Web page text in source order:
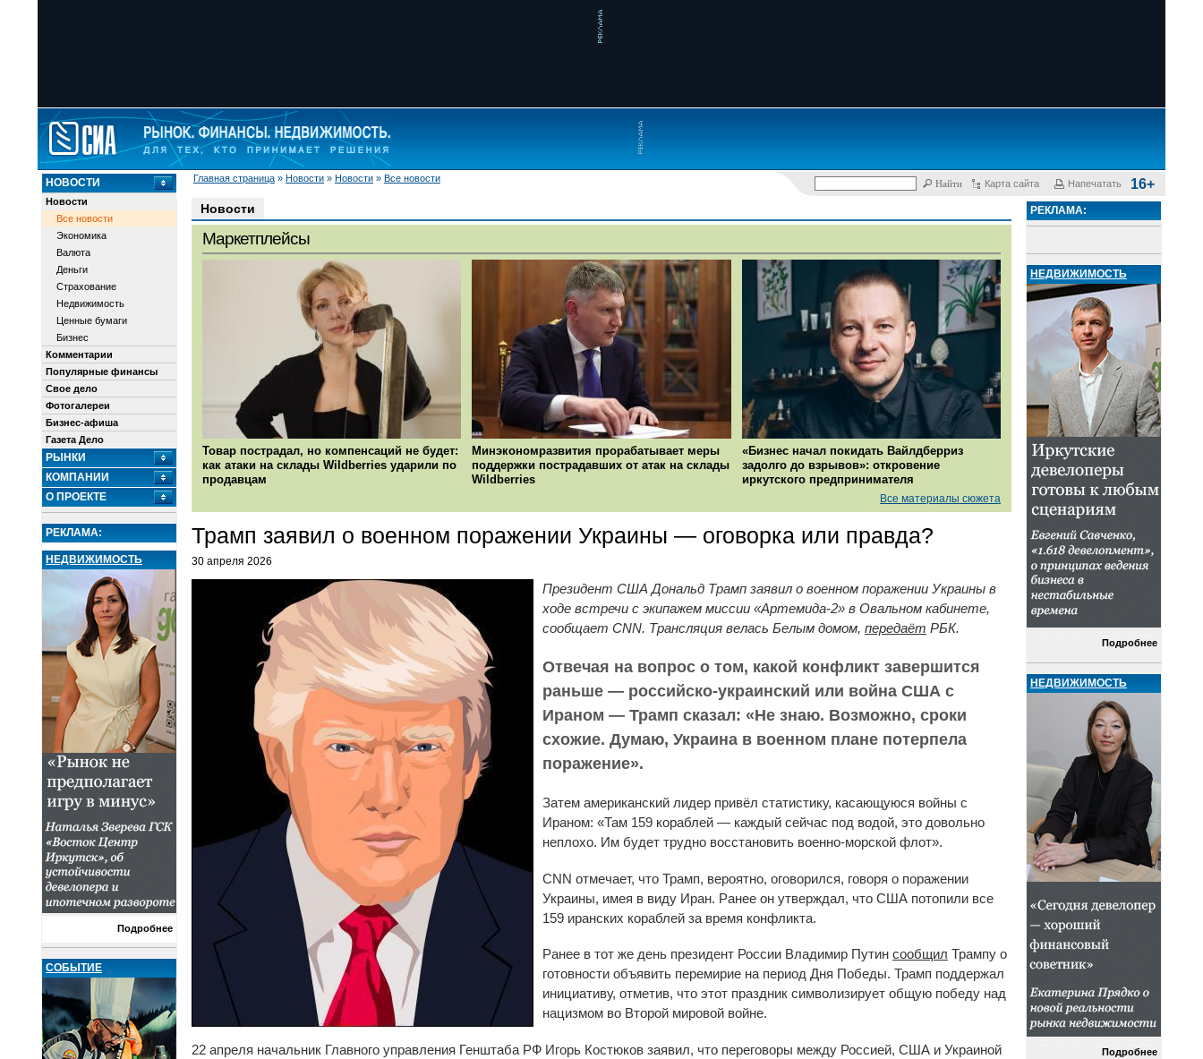
Главная страница » Новости » Новости » Все новости
Карта сайта Напечатать 16+
НОВОСТИ
Новости
Все новости
Экономика
Валюта
Деньги
Страхование
Недвижимость
Ценные бумаги
Бизнес
Комментарии
Популярные финансы
Свое дело
Фотогалереи
Бизнес-афиша
Газета Дело
РЫНКИ
КОМПАНИИ
О ПРОЕКТЕ
РЕКЛАМА:
НЕДВИЖИМОСТЬ
Подробнее
СОБЫТИЕ
Новости
Маркетплейсы
Товар пострадал, но компенсаций не будет:
как атаки на склады Wildberries ударили по
продавцам
Минэкономразвития прорабатывает меры
поддержки пострадавших от атак на склады
Wildberries
«Бизнес начал покидать Вайлдберриз
задолго до взрывов»: откровение
иркутского предпринимателя
Все материалы сюжета
Трамп заявил о военном поражении Украины — оговорка или правда?
30 апреля 2026
Президент США Дональд Трамп заявил о военном поражении Украины в
ходе встречи с экипажем миссии «Артемида-2» в Овальном кабинете,
сообщает CNN. Трансляция велась Белым домом, передаёт РБК.
Отвечая на вопрос о том, какой конфликт завершится
раньше — российско-украинский или война США с
Ираном — Трамп сказал: «Не знаю. Возможно, сроки
схожие. Думаю, Украина в военном плане потерпела
поражение».
Затем американский лидер привёл статистику, касающуюся войны с
Ираном: «Там 159 кораблей — каждый сейчас под водой, это довольно
неплохо. Им будет трудно восстановить военно-морской флот».
CNN отмечает, что Трамп, вероятно, оговорился, говоря о поражении
Украины, имея в виду Иран. Ранее он утверждал, что США потопили все
159 иранских кораблей за время конфликта.
Ранее в тот же день президент России Владимир Путин сообщил Трампу о
готовности объявить перемирие на период Дня Победы. Трамп поддержал
инициативу, отметив, что этот праздник символизирует общую победу над
нацизмом во Второй мировой войне.
22 апреля начальник Главного управления Генштаба РФ Игорь Костюков заявил, что переговоры между Россией, США и Украиной
РЕКЛАМА:
НЕДВИЖИМОСТЬ
Подробнее
НЕДВИЖИМОСТЬ
Подробнее